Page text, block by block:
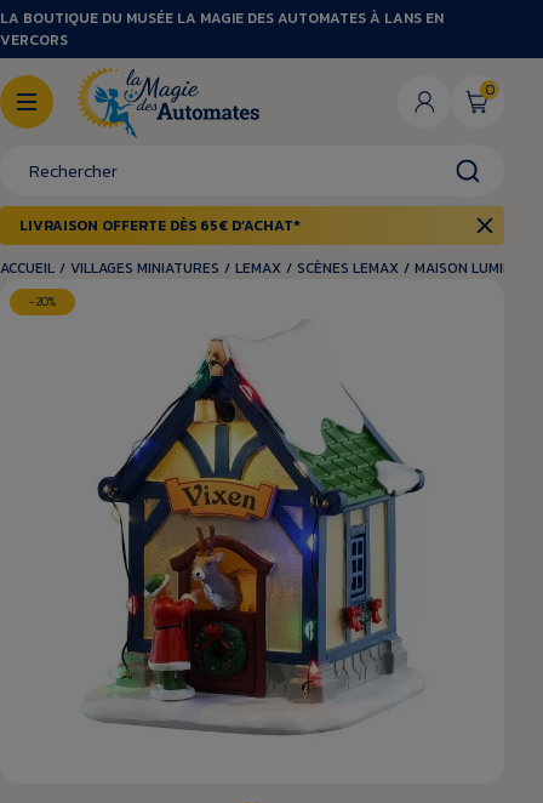
LA BOUTIQUE DU MUSÉE LA MAGIE DES AUTOMATES À LANS EN
VERCORS
0
LIVRAISON OFFERTE DÈS 65€ D’ACHAT*
ACCUEIL / VILLAGES MINIATURES / LEMAX / SCÈNES LEMAX / MAISON
-20%